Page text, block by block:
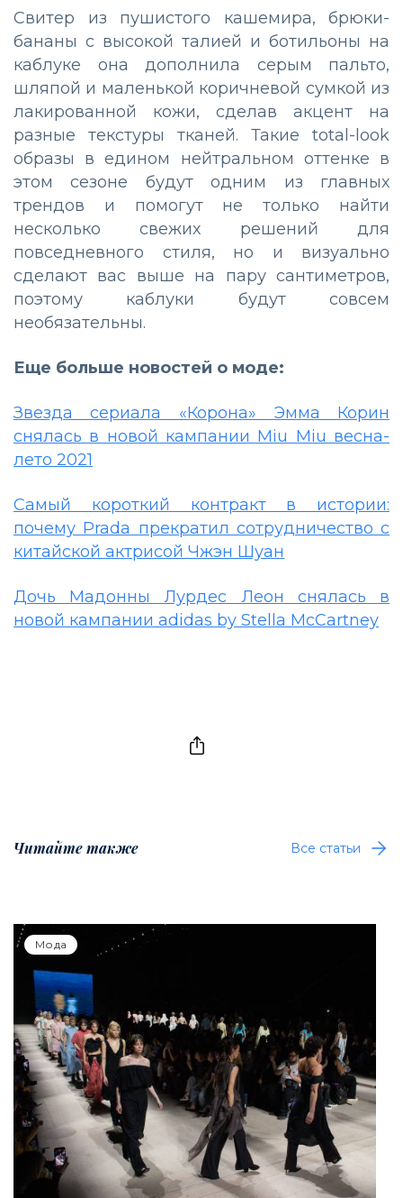
Свитер из пушистого кашемира, брюки-
бананы с высокой талией и ботильоны на
каблуке она дополнила серым пальто,
шляпой и маленькой коричневой сумкой из
лакированной кожи, сделав акцент на
разные текстуры тканей. Такие total-look
образы в едином нейтральном оттенке в
этом сезоне будут одним из главных
трендов и помогут не только найти
несколько свежих решений для
повседневного стиля, но и визуально
сделают вас выше на пару сантиметров,
поэтому каблуки будут совсем
необязательны.
Еще больше новостей о моде:
Звезда сериала «Корона» Эмма Корин
снялась в новой кампании Miu Miu весна-
лето 2021
Самый короткий контракт в истории:
почему Prada прекратил сотрудничество с
китайской актрисой Чжэн Шуан
Дочь Мадонны Лурдес Леон снялась в
новой кампании adidas by Stella McCartney
Читайте также Все статьи